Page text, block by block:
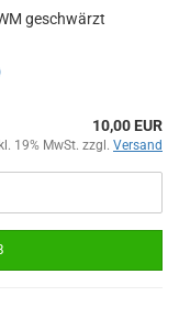
geschwärzt
10,00 EUR
19% MwSt. zzgl. Versand